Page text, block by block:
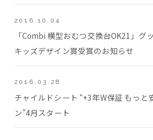
2016.10.04
「Combi 横型おむつ交換台OK21」グ
キッズデザイン賞受賞のお知らせ
2016.03.28
チャイルドシート “+3年W保証 もっと
ン”4月スタート